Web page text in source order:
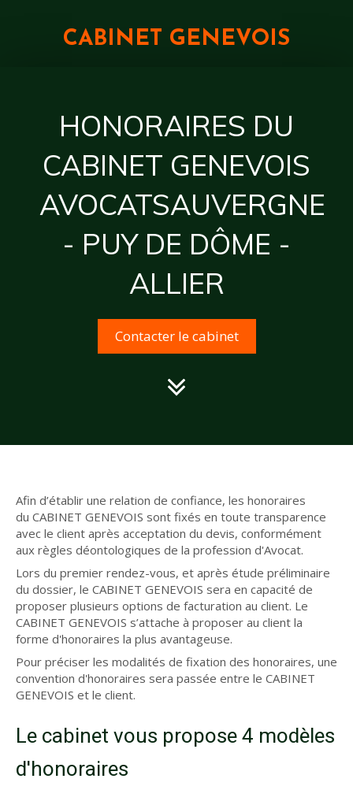
CABINET GENEVOIS
HONORAIRES DU
CABINET GENEVOIS
AVOCATSAUVERGNE
- PUY DE DÔME -
ALLIER
Contacter le cabinet
Afin d’établir une relation de confiance, les honoraires
du CABINET GENEVOIS sont fixés en toute transparence
avec le client après acceptation du devis, conformément
aux règles déontologiques de la profession d'Avocat.
Lors du premier rendez-vous, et après étude préliminaire
du dossier, le CABINET GENEVOIS sera en capacité de
proposer plusieurs options de facturation au client. Le
CABINET GENEVOIS s’attache à proposer au client la
forme d'honoraires la plus avantageuse.
Pour préciser les modalités de fixation des honoraires, une
convention d'honoraires sera passée entre le CABINET
GENEVOIS et le client.
Le cabinet vous propose 4 modèles
d'honoraires